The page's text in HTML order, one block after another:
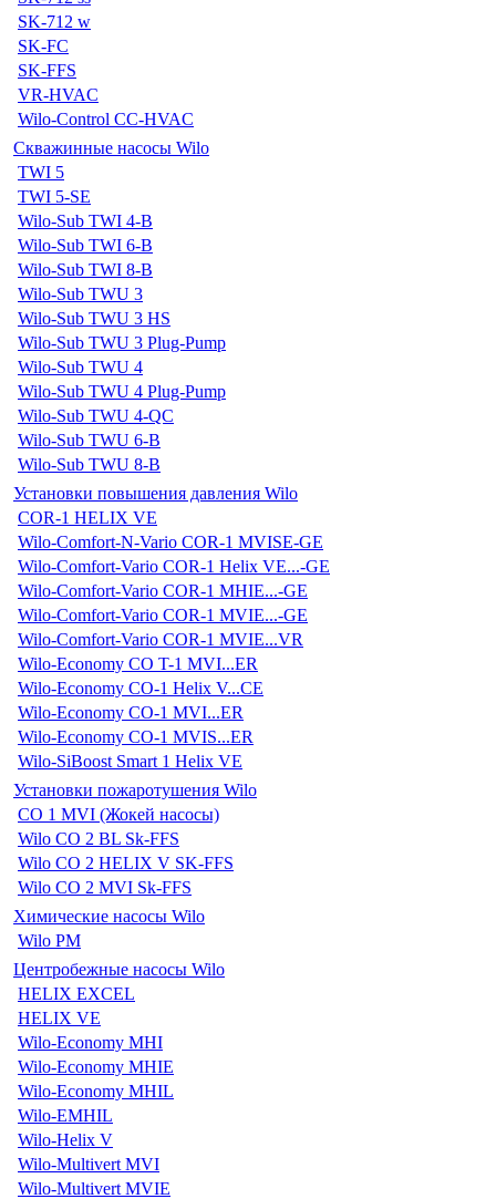
SK-712 w
SK-FC
SK-FFS
VR-HVAC
Wilo-Control CC-HVAC
Скважинные насосы Wilo
TWI 5
TWI 5-SE
Wilo-Sub TWI 4-B
Wilo-Sub TWI 6-B
Wilo-Sub TWI 8-B
Wilo-Sub TWU 3
Wilo-Sub TWU 3 HS
Wilo-Sub TWU 3 Plug-Pump
Wilo-Sub TWU 4
Wilo-Sub TWU 4 Plug-Pump
Wilo-Sub TWU 4-QC
Wilo-Sub TWU 6-B
Wilo-Sub TWU 8-B
Установки повышения давления Wilo
COR-1 HELIX VE
Wilo-Comfort-N-Vario COR-1 MVISE-GE
Wilo-Comfort-Vario COR-1 Helix VE...-GE
Wilo-Comfort-Vario COR-1 MHIE...-GE
Wilo-Comfort-Vario COR-1 MVIE...-GE
Wilo-Comfort-Vario COR-1 MVIE...VR
Wilo-Economy CO T-1 MVI...ER
Wilo-Economy CO-1 Helix V...CE
Wilo-Economy CO-1 MVI...ER
Wilo-Economy CO-1 MVIS...ER
Wilo-SiBoost Smart 1 Helix VE
Установки пожаротушения Wilo
CO 1 MVI (Жокей насосы)
Wilo CO 2 BL Sk-FFS
Wilo CO 2 HELIX V SK-FFS
Wilo CO 2 MVI Sk-FFS
Химические насосы Wilo
Wilo PM
Центробежные насосы Wilo
HELIX EXCEL
HELIX VE
Wilo-Economy MHI
Wilo-Economy MHIE
Wilo-Economy MHIL
Wilo-EMHIL
Wilo-Helix V
Wilo-Multivert MVI
Wilo-Multivert MVIE